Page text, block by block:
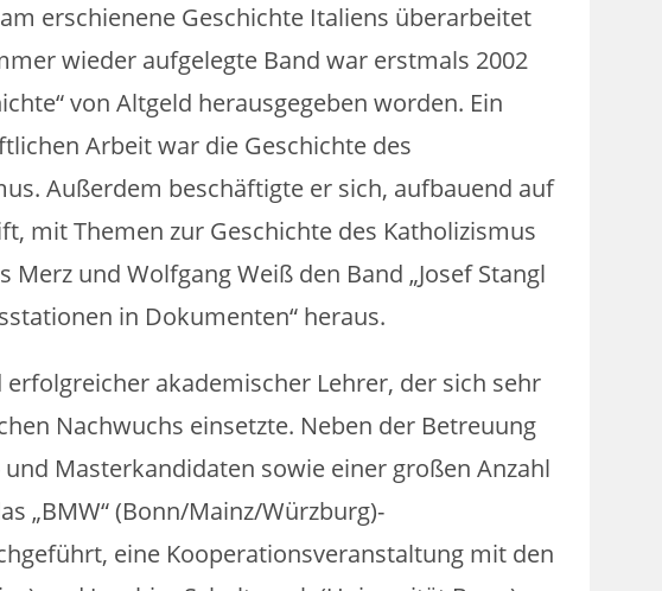
erschienene Geschichte Italiens überarbeitet
wieder aufgelegte Band war erstmals 2002
von Altgeld herausgegeben worden. Ein
Arbeit war die Geschichte des
Außerdem beschäftigte er sich, aufbauend auf
mit Themen zur Geschichte des Katholizismus
und Wolfgang Weiß den Band „Josef Stangl
in Dokumenten“ heraus.
akademischer Lehrer, der sich sehr
Nachwuchs einsetzte. Neben der Betreuung
Masterkandidaten sowie einer großen Anzahl
„BMW“ (Bonn/Mainz/Würzburg)-
eine Kooperationsveranstaltung mit den